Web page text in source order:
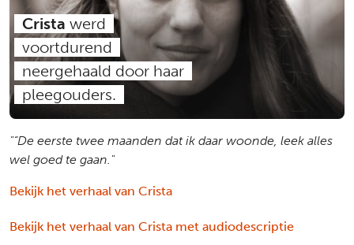
Crista werd
voortdurend
neergehaald door haar
pleegouders.
"“De eerste twee maanden dat ik daar woonde, leek alles
wel goed te gaan."
Bekijk het verhaal van Crista
Bekijk het verhaal van Crista met audiodescriptie